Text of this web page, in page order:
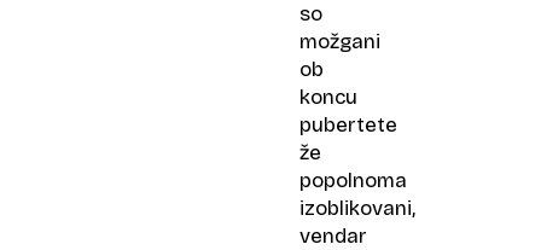
so
možgani
ob
koncu
pubertete
že
popolnoma
izoblikovani,
vendar